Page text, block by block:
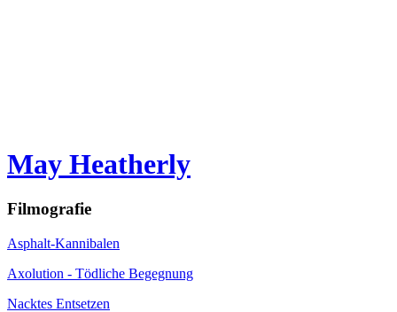
May Heatherly
Filmografie
Asphalt-Kannibalen
Axolution - Tödliche Begegnung
Nacktes Entsetzen